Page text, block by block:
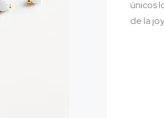
únicos
de la